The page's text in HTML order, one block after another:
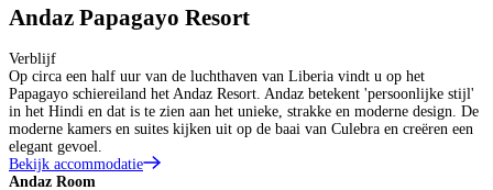
Andaz Papagayo Resort
Verblijf
Op circa een half uur van de luchthaven van Liberia vindt u op het
Papagayo schiereiland het Andaz Resort. Andaz betekent 'persoonlijke stijl'
in het Hindi en dat is te zien aan het unieke, strakke en moderne design. De
moderne kamers en suites kijken uit op de baai van Culebra en creëren een
elegant gevoel.
Bekijk accommodatie
Andaz Room